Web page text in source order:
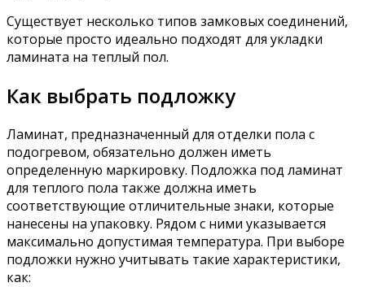
Существует несколько типов замковых соединений,
которые просто идеально подходят для укладки
ламината на теплый пол.
Как выбрать подложку
Ламинат, предназначенный для отделки пола с
подогревом, обязательно должен иметь
определенную маркировку. Подложка под ламинат
для теплого пола также должна иметь
соответствующие отличительные знаки, которые
нанесены на упаковку. Рядом с ними указывается
максимально допустимая температура. При выборе
подложки нужно учитывать такие характеристики,
как: